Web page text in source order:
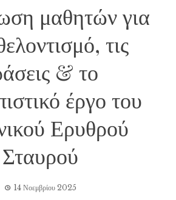
μαθητών για
τις
& το
έργο του
Ερυθρού
Σταυρού
14 Νοεμβρίου 2025